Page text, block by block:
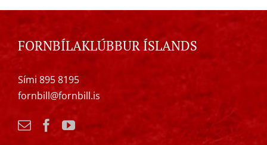
FORNBÍLAKLÚBBUR ÍSLANDS
Sími 895 8195
fornbill@fornbill.is